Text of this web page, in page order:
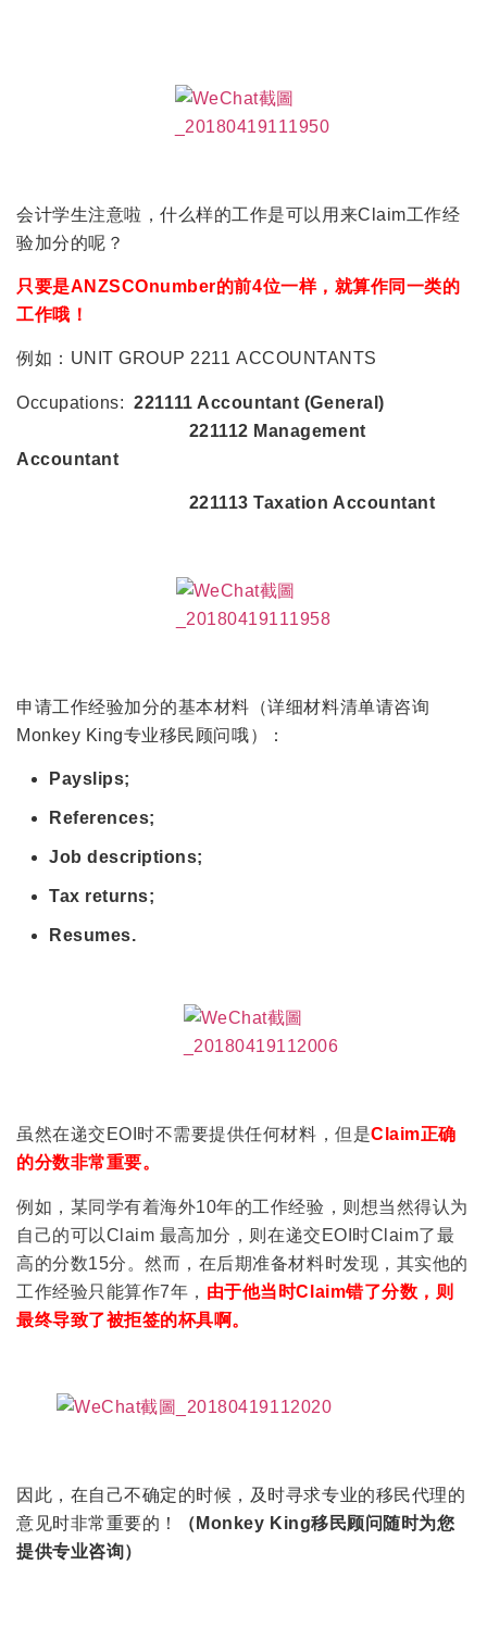
会计学生注意啦，什么样的工作是可以用来Claim工作经
验加分的呢？
只要是ANZSCOnumber的前4位一样，就算作同一类的
工作哦！
例如：UNIT GROUP 2211 ACCOUNTANTS
Occupations:221111 Accountant (General)
221112 Management
Accountant
221113 Taxation Accountant
申请工作经验加分的基本材料（详细材料清单请咨询
Monkey King专业移民顾问哦）：
Payslips;
References;
Job descriptions;
Tax returns;
Resumes.
虽然在递交EOI时不需要提供任何材料，但是Claim正确
的分数非常重要。
例如，某同学有着海外10年的工作经验，则想当然得认为
自己的可以Claim 最高加分，则在递交EOI时Claim了最
高的分数15分。然而，在后期准备材料时发现，其实他的
工作经验只能算作7年， 由于他当时Claim错了分数，则
最终导致了被拒签的杯具啊。
因此，在自己不确定的时候，及时寻求专业的移民代理的
意见时非常重要的！
（Monkey King移民顾问随时为您
提供专业咨询）